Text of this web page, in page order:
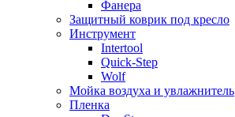
Фанера
Защитный коврик под кресло
Инструмент
Intertool
Quick-Step
Wolf
Мойка воздуха и увлажнитель
Пленка